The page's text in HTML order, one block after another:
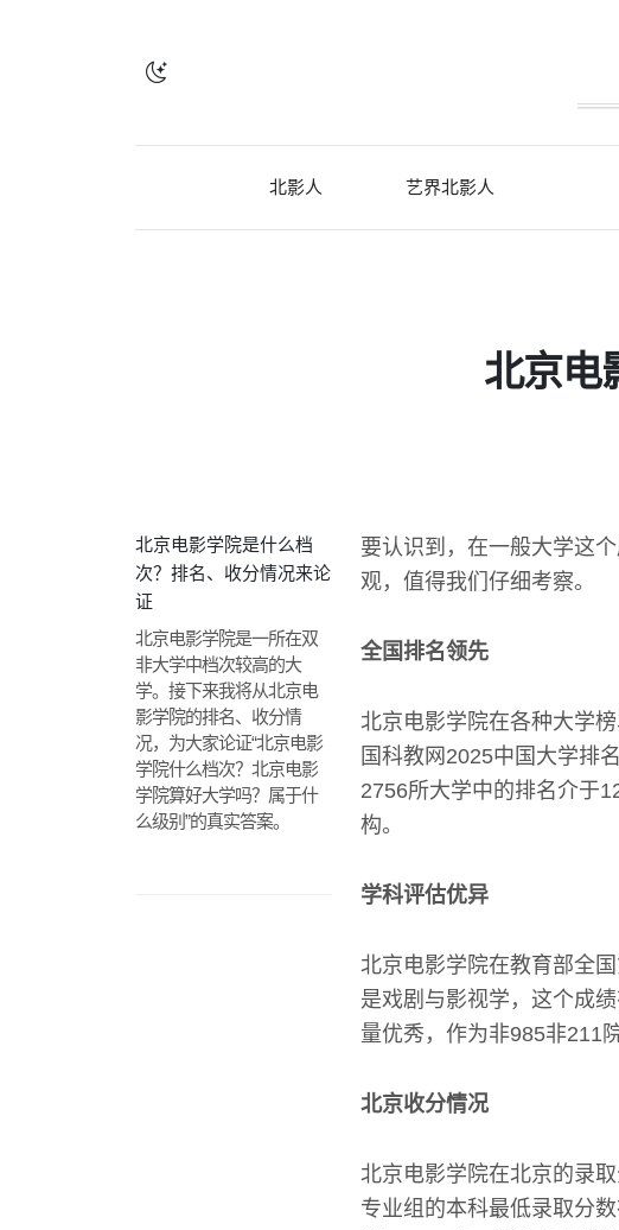
北影人 艺界北影人
北京电
北京电影学院是什么档
次？排名、收分情况来论
证
北京电影学院是一所在双
非大学中档次较高的大
学。接下来我将从北京电
影学院的排名、收分情
况，为大家论证“北京电影
学院什么档次？北京电影
学院算好大学吗？属于什
么级别”的真实答案。
要认识到，在一般大学这个
观，值得我们仔细考察。
全国排名领先
北京电影学院在各种大学
国科教网2025中国大学排
2756所大学中的排名介于
构。
学科评估优异
北京电影学院在教育部全
是戏剧与影视学，这个成
量优秀，作为非985非211
北京收分情况
北京电影学院在北京的录
专业组的本科最低录取分